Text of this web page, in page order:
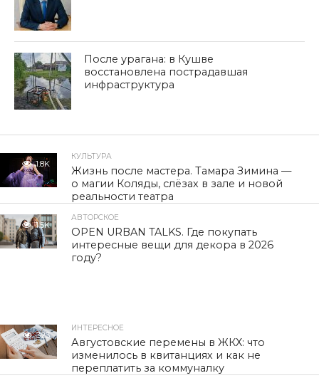
После урагана: в Кушве
восстановлена пострадавшая
инфраструктура
1.8K
КУЛЬТУРА
Жизнь после мастера. Тамара Зимина —
о магии Коляды, слёзах в зале и новой
реальности театра
1.5K
АВТОРСКОЕ
OPEN URBAN TALKS. Где покупать
интересные вещи для декора в 2026
году?
323
ИНТЕРЕСНОЕ
Августовские перемены в ЖКХ: что
изменилось в квитанциях и как не
переплатить за коммуналку